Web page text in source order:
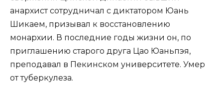
анархист сотрудничал с диктатором Юань
Шикаем, призывал к восстановлению
монархии. В последние годы жизни он, по
приглашению старого друга Цао Юаньпэя,
преподавал в Пекинском университете. Умер
от туберкулеза.